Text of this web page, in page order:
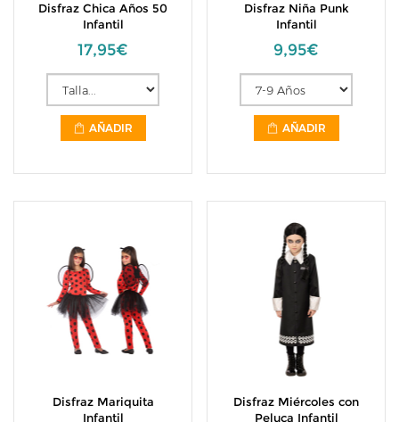
Disfraz Chica Años 50
Infantil
17,95€
AÑADIR
Disfraz Niña Punk
Infantil
9,95€
AÑADIR
Disfraz Mariquita
Infantil
Disfraz Miércoles con
Peluca Infantil